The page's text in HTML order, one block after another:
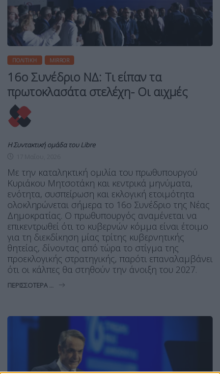
ΠΟΛΙΤΙΚΉ MIRROR
16ο Συνέδριο ΝΔ: Τι είπαν τα
πρωτοκλασάτα στελέχη- Οι αιχμές
Η Συντακτική ομάδα του Libre
Με την καταληκτική ομιλία του πρωθυπουργού
Κυριάκου Μητσοτάκη και κεντρικά μηνύματα,
ενότητα, συσπείρωση και εκλογική ετοιμότητα
ολοκληρώνεται σήμερα το 16ο Συνέδριο της Νέας
Δημοκρατίας. Ο πρωθυπουργός αναμένεται να
επικεντρωθεί ότι το κυβερνών κόμμα είναι έτοιμο
για τη διεκδίκηση μίας τρίτης κυβερνητικής
θητείας, δίνοντας από τώρα το στίγμα της
προεκλογικής στρατηγικής, παρότι επαναλαμβάνει
ότι οι κάλπες θα στηθούν την άνοιξη του 2027.
ΠΕΡΙΣΣΌΤΕΡΑ ...